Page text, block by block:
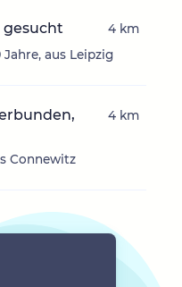
gesucht
Jahre, aus Leipzig
4 km
Connewitz
4 km